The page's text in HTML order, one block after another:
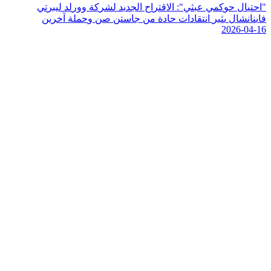
" حتيال حوكمي عبثي"
: لقتر ح لجديد لشر كة وور لد ليبر تي
فاينانشال يثير نتقاد ت حادة من جاستن صن وحملة خر ين
2026-04-16